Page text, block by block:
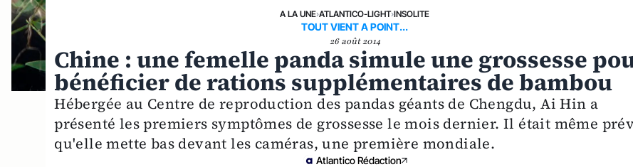
A LA UNE›ATLANTICO-LIGHT›INSOLITE
TOUT VIENT A POINT...
26 août 2014
Chine : une femelle panda simule une grossesse
bénéficier de rations supplémentaires de bambou
Hébergée au Centre de reproduction des pandas géants de Chengdu, Ai Hin a
présenté les premiers symptômes de grossesse le mois dernier. Il était même
qu'elle mette bas devant les caméras, une première mondiale.
Atlantico Rédaction